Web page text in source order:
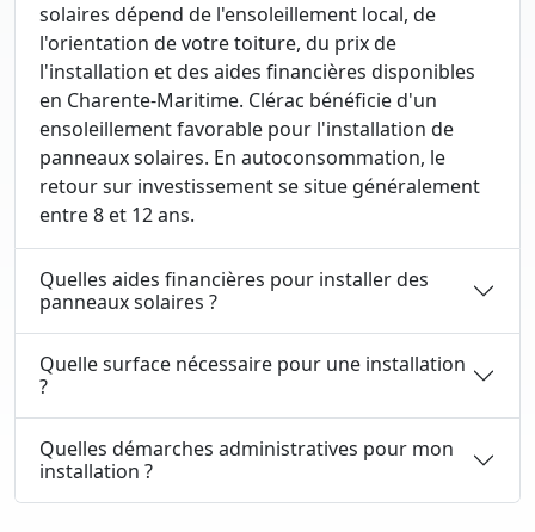
solaires dépend de l'ensoleillement local, de
l'orientation de votre toiture, du prix de
l'installation et des aides financières disponibles
en Charente-Maritime. Clérac bénéficie d'un
ensoleillement favorable pour l'installation de
panneaux solaires. En autoconsommation, le
retour sur investissement se situe généralement
entre 8 et 12 ans.
Quelles aides financières pour installer des
panneaux solaires ?
Quelle surface nécessaire pour une installation
?
Quelles démarches administratives pour mon
installation ?